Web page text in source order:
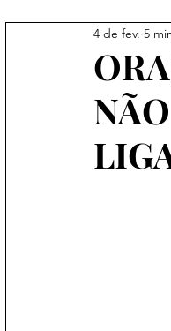
ORAÇÕES4 de fev. 5